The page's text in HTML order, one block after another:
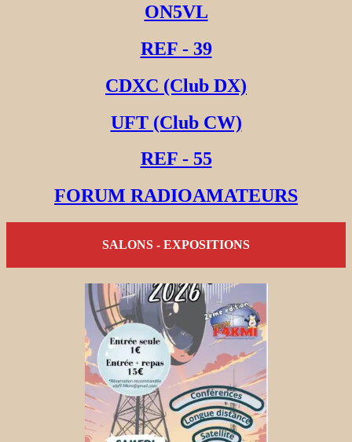
ON5VL
REF - 39
CDXC (Club DX)
UFT (Club CW)
REF - 55
FORUM RADIOAMATEURS
SALONS - EXPOSITIONS